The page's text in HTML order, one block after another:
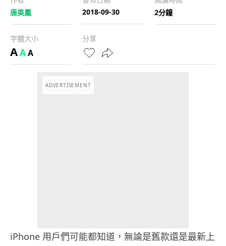
唐美鳳
2018-09-30
2分鐘
字體大小
AAA
分享
ADVERTISEMENT
iPhone 用戶們可能都知道，無論是舊款還是最新上